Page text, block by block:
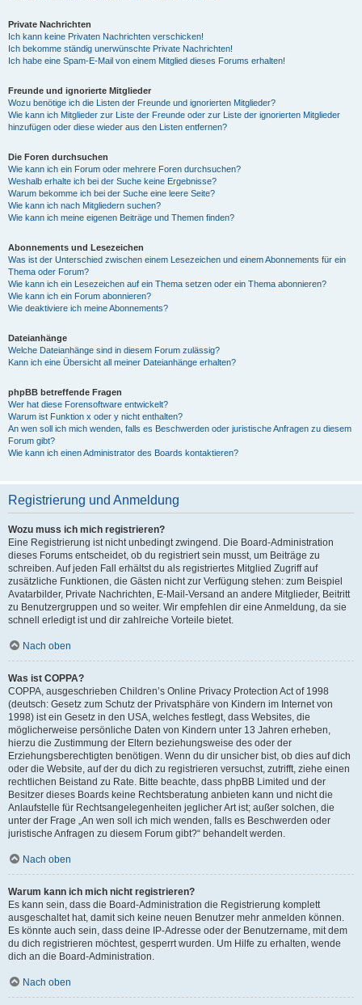
Private Nachrichten
Ich kann keine Privaten Nachrichten verschicken!
Ich bekomme ständig unerwünschte Private Nachrichten!
Ich habe eine Spam-E-Mail von einem Mitglied dieses Forums erhalten!
Freunde und ignorierte Mitglieder
Wozu benötige ich die Listen der Freunde und ignorierten Mitglieder?
Wie kann ich Mitglieder zur Liste der Freunde oder zur Liste der ignorierten Mitglieder
hinzufügen oder diese wieder aus den Listen entfernen?
Die Foren durchsuchen
Wie kann ich ein Forum oder mehrere Foren durchsuchen?
Weshalb erhalte ich bei der Suche keine Ergebnisse?
Warum bekomme ich bei der Suche eine leere Seite?
Wie kann ich nach Mitgliedern suchen?
Wie kann ich meine eigenen Beiträge und Themen finden?
Abonnements und Lesezeichen
Was ist der Unterschied zwischen einem Lesezeichen und einem Abonnements für ein
Thema oder Forum?
Wie kann ich ein Lesezeichen auf ein Thema setzen oder ein Thema abonnieren?
Wie kann ich ein Forum abonnieren?
Wie deaktiviere ich meine Abonnements?
Dateianhänge
Welche Dateianhänge sind in diesem Forum zulässig?
Kann ich eine Übersicht all meiner Dateianhänge erhalten?
phpBB betreffende Fragen
Wer hat diese Forensoftware entwickelt?
Warum ist Funktion x oder y nicht enthalten?
An wen soll ich mich wenden, falls es Beschwerden oder juristische Anfragen zu diesem
Forum gibt?
Wie kann ich einen Administrator des Boards kontaktieren?
Registrierung und Anmeldung
Wozu muss ich mich registrieren?
Eine Registrierung ist nicht unbedingt zwingend. Die Board-Administration
dieses Forums entscheidet, ob du registriert sein musst, um Beiträge zu
schreiben. Auf jeden Fall erhältst du als registriertes Mitglied Zugriff auf
zusätzliche Funktionen, die Gästen nicht zur Verfügung stehen: zum Beispiel
Avatarbilder, Private Nachrichten, E-Mail-Versand an andere Mitglieder, Beitritt
zu Benutzergruppen und so weiter. Wir empfehlen dir eine Anmeldung, da sie
schnell erledigt ist und dir zahlreiche Vorteile bietet.
Nach oben
Was ist COPPA?
COPPA, ausgeschrieben Children’s Online Privacy Protection Act of 1998
(deutsch: Gesetz zum Schutz der Privatsphäre von Kindern im Internet von
1998) ist ein Gesetz in den USA, welches festlegt, dass Websites, die
möglicherweise persönliche Daten von Kindern unter 13 Jahren erheben,
hierzu die Zustimmung der Eltern beziehungsweise des oder der
Erziehungsberechtigten benötigen. Wenn du dir unsicher bist, ob dies auf dich
oder die Website, auf der du dich zu registrieren versuchst, zutrifft, ziehe einen
rechtlichen Beistand zu Rate. Bitte beachte, dass phpBB Limited und der
Besitzer dieses Boards keine Rechtsberatung anbieten kann und nicht die
Anlaufstelle für Rechtsangelegenheiten jeglicher Art ist; außer solchen, die
unter der Frage „An wen soll ich mich wenden, falls es Beschwerden oder
juristische Anfragen zu diesem Forum gibt?“ behandelt werden.
Nach oben
Warum kann ich mich nicht registrieren?
Es kann sein, dass die Board-Administration die Registrierung komplett
ausgeschaltet hat, damit sich keine neuen Benutzer mehr anmelden können.
Es könnte auch sein, dass deine IP-Adresse oder der Benutzername, mit dem
du dich registrieren möchtest, gesperrt wurden. Um Hilfe zu erhalten, wende
dich an die Board-Administration.
Nach oben